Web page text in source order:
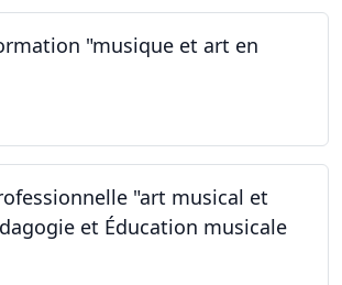
"musique et art en
"art musical et
et Éducation musicale